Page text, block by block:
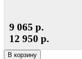
9 065 р.
12 950 р.
В корзину